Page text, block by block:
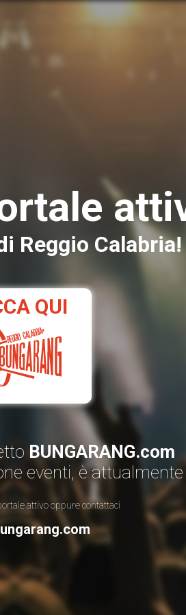
Reggio Calabria!
QUI
BUNGARANG.com
eventi, è
attivo oppure contattaci